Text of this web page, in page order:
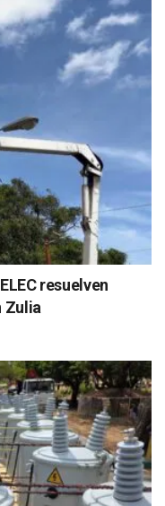
resuelven
Zulia